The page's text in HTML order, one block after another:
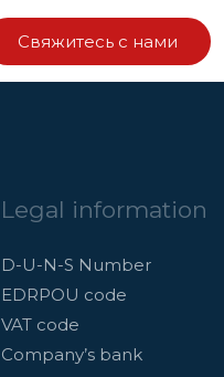
Свяжитесь с нами
Legal information
D-U-N-S Number
EDRPOU code
VAT code
Company’s bank